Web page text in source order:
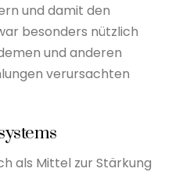
und damit den
besonders nützlich
und anderen
verursachten
als Mittel zur Stärkung